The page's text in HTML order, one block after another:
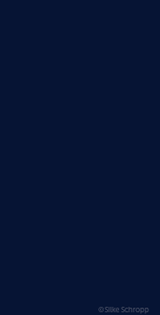
©Silke Schropp